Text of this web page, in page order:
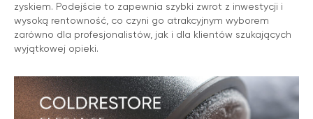
zyskiem. Podejście to zapewnia szybki zwrot z inwestycji i
wysoką rentowność, co czyni go atrakcyjnym wyborem
zarówno dla profesjonalistów, jak i dla klientów szukających
wyjątkowej opieki.